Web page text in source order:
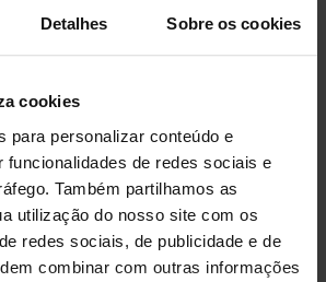
Detalhes Sobre os cookies
cookies
para personalizar conteúdo e
funcionalidades de redes sociais e
Também partilhamos as
utilização do nosso site com os
redes sociais, de publicidade e de
combinar com outras informações
14.990 €
70.540 km
Automática
3.000,00 €
11.990,00 €